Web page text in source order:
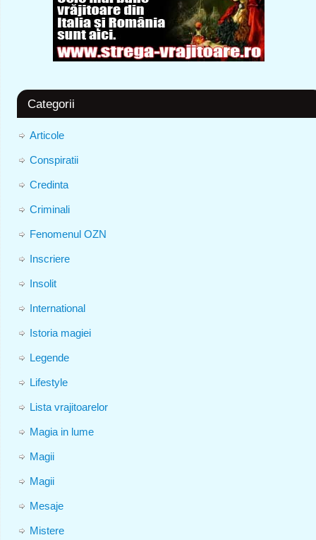
Categorii
Articole
Conspiratii
Credinta
Criminali
Fenomenul OZN
Inscriere
Insolit
International
Istoria magiei
Legende
Lifestyle
Lista vrajitoarelor
Magia in lume
Magii
Magii
Mesaje
Mistere